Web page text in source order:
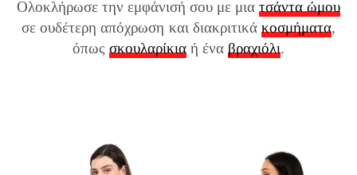
Ολοκλήρωσε την εμφάνισή σου με μιατσάντα ώμου
σε ουδέτερη απόχρωση και διακριτικά κοσμήματα,
όπως σκουλαρίκιαή ένα βραχιόλι.